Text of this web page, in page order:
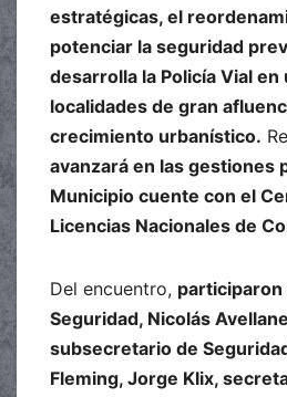
estratégicas, el
potenciar la seguridad
desarrolla la Policía Vial en
localidades de gran
crecimiento urbanístico.
avanzará en las gestiones
Municipio cuente con el
Licencias Nacionales de
Del encuentro,
Seguridad, Nicolás
subsecretario de
Fleming, Jorge Klix,